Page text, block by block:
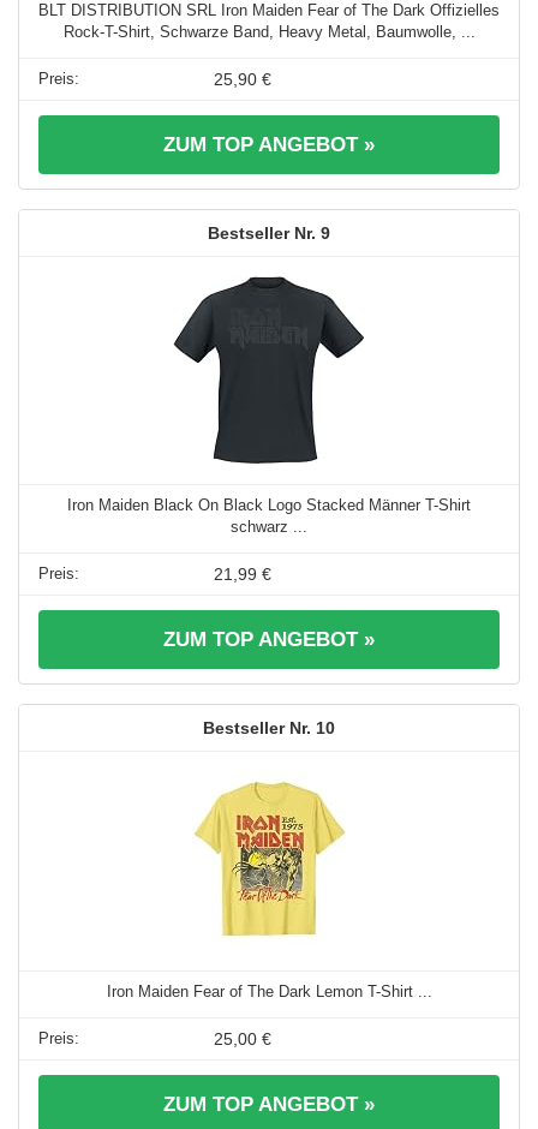
BLT DISTRIBUTION SRL Iron Maiden Fear of The Dark Offizielles
Rock-T-Shirt, Schwarze Band, Heavy Metal, Baumwolle, ...
25,90 €
ZUM TOP ANGEBOT »
9
Iron Maiden Black On Black Logo Stacked Männer T-Shirt
schwarz ...
21,99 €
ZUM TOP ANGEBOT »
10
Iron Maiden Fear of The Dark Lemon T-Shirt ...
25,00 €
ZUM TOP ANGEBOT »